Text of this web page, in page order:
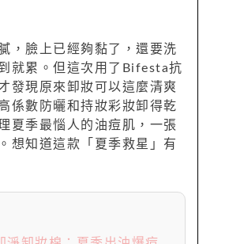
，臉上已經夠黏了，還要洗
就累。但這次用了Bifesta抗
發現原來卸妝可以這麼清爽
係數防曬和持妝彩妝卸得乾
夏季最惱人的油痘肌，一張
想知道這款「夏季救星」有